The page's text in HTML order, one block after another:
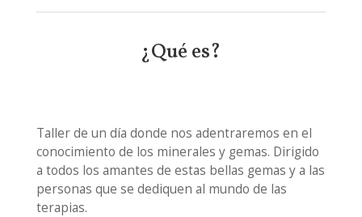
¿Qué es?
Taller de un día donde nos adentraremos en el
conocimiento de los minerales y gemas. Dirigido
a todos los amantes de estas bellas gemas y a las
personas que se dediquen al mundo de las
terapias.